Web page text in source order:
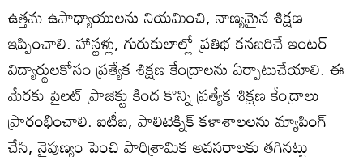
ఉత్తమ ఉపాధ్యాయులను నియమించి, నాణ్యమైన శిక్షణ
ఇప్పించాలి. హాస్టళ్లు, గురుకులాల్లో ప్రతిభ కనబరిచే ఇంటర్‌
విద్యార్థులకోసం ప్రత్యేక శిక్షణ కేంద్రాలను ఏర్పాటుచేయాలి. ఈ
మేరకు పైలట్‌ ప్రాజెక్టు కింద కొన్ని ప్రత్యేక శిక్షణ కేంద్రాలు
ప్రారంభించాలి. ఐటీఐ, పాలిటెక్నిక్‌ కళాశాలలను మ్యాపింగ్‌
చేసి, నైపుణ్యం పెంచి పారిశ్రామిక అవసరాలకు తగినట్టు